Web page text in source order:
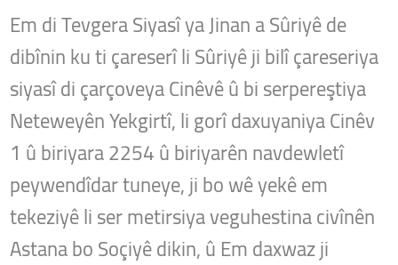
Em di Tevgera Siyasî ya Jinan a Sûriyê de
dibînin ku ti çareserî li Sûriyê ji bilî çareseriya
siyasî di çarçoveya Cinêvê û bi serpereştiya
Neteweyên Yekgirtî, li gorî daxuyaniya Cinêv
1 û biriyara 2254 û biriyarên navdewletî
peywendîdar tuneye, ji bo wê yekê em
tekeziyê li ser metirsiya veguhestina civînên
Astana bo Soçiyê dikin, û Em daxwaz ji